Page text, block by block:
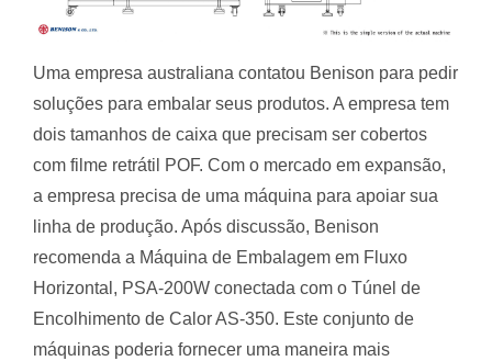
Uma empresa australiana contatou Benison para pedir
soluções para embalar seus produtos. A empresa tem
dois tamanhos de caixa que precisam ser cobertos
com filme retrátil POF. Com o mercado em expansão,
a empresa precisa de uma máquina para apoiar sua
linha de produção. Após discussão, Benison
recomenda a Máquina de Embalagem em Fluxo
Horizontal, PSA-200W conectada com o Túnel de
Encolhimento de Calor AS-350. Este conjunto de
máquinas poderia fornecer uma maneira mais